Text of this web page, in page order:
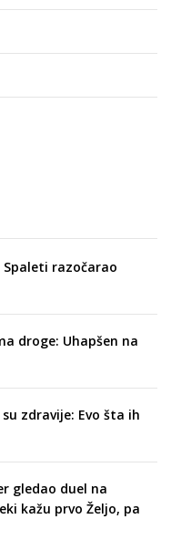
razočarao
droge: Uhapšen na
zdravije: Evo šta ih
gledao duel na
kažu prvo Željo, pa